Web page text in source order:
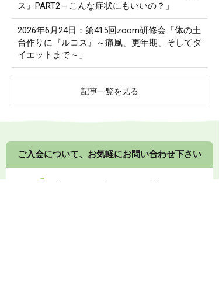
ス』PART2－こんな症状にもいいの？」
2026年6月24日：第415回zoom研修会「体の土
台作りに『ルコス』～痛風、更年期、そしてダ
イエットまで～」
記事一覧を見る
ご入会について、お気軽にお問い合わせ下さい